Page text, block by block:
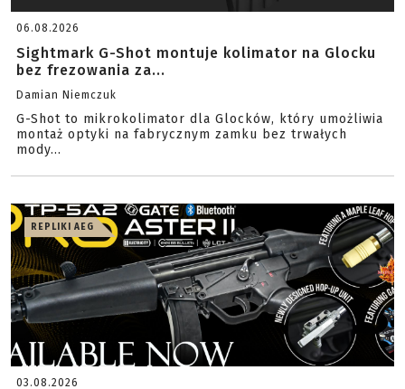
06.08.2026
Sightmark G-Shot montuje kolimator na Glocku
bez frezowania za...
Damian Niemczuk
G-Shot to mikrokolimator dla Glocków, który umożliwia
montaż optyki na fabrycznym zamku bez trwałych
mody...
REPLIKI AEG
03.08.2026